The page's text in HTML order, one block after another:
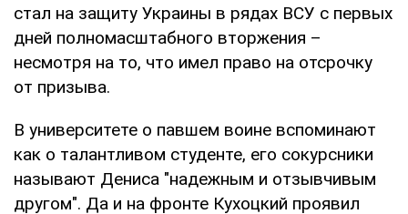
стал на защиту Украины в рядах ВСУ с первых
дней полномасштабного вторжения –
несмотря на то, что имел право на отсрочку
от призыва.
В университете о павшем воине вспоминают
как о талантливом студенте, его сокурсники
называют Дениса "надежным и отзывчивым
другом". Да и на фронте Кухоцкий проявил